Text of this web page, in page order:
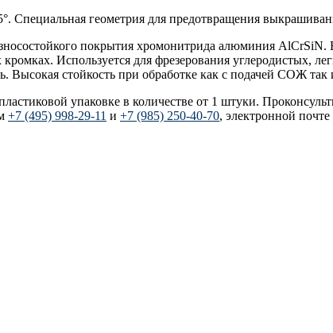
Специальная геометрия для предотвращения
покрытия хромонитрида алюминия
Используется для фрезерования углеродистых,
стойкость при обработке как с подачей СОЖ так
упаковке в количестве от 1 штуки.
+7 (495) 998-29-11 и +7 (985) 250-40-70, электронной почте